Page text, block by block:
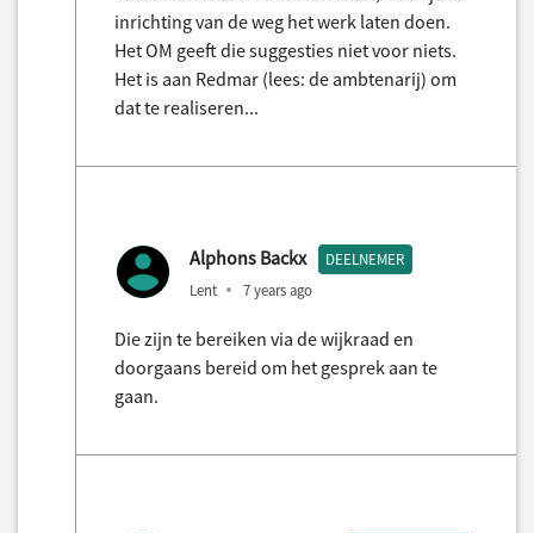
inrichting van de weg het werk laten doen.
Het OM geeft die suggesties niet voor niets.
Het is aan Redmar (lees: de ambtenarij) om
dat te realiseren...
Alphons Backx DEELNEMER
Lent 7 years ago
Die zijn te bereiken via de wijkraad en
doorgaans bereid om het gesprek aan te
gaan.